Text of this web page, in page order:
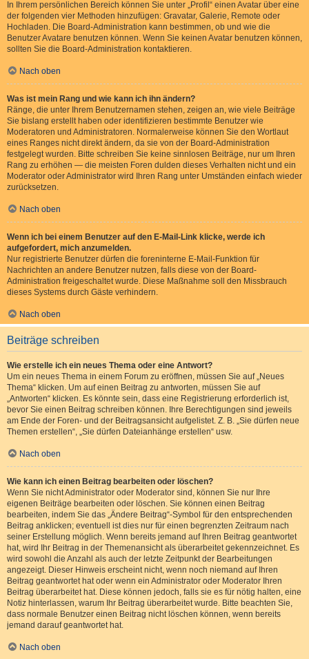
In Ihrem persönlichen Bereich können Sie unter „Profil“ einen Avatar über eine
der folgenden vier Methoden hinzufügen: Gravatar, Galerie, Remote oder
Hochladen. Die Board-Administration kann bestimmen, ob und wie die
Benutzer Avatare benutzen können. Wenn Sie keinen Avatar benutzen können,
sollten Sie die Board-Administration kontaktieren.
Nach oben
Was ist mein Rang und wie kann ich ihn ändern?
Ränge, die unter Ihrem Benutzernamen stehen, zeigen an, wie viele Beiträge
Sie bislang erstellt haben oder identifizieren bestimmte Benutzer wie
Moderatoren und Administratoren. Normalerweise können Sie den Wortlaut
eines Ranges nicht direkt ändern, da sie von der Board-Administration
festgelegt wurden. Bitte schreiben Sie keine sinnlosen Beiträge, nur um Ihren
Rang zu erhöhen — die meisten Foren dulden dieses Verhalten nicht und ein
Moderator oder Administrator wird Ihren Rang unter Umständen einfach wieder
zurücksetzen.
Nach oben
Wenn ich bei einem Benutzer auf den E-Mail-Link klicke, werde ich
aufgefordert, mich anzumelden.
Nur registrierte Benutzer dürfen die foreninterne E-Mail-Funktion für
Nachrichten an andere Benutzer nutzen, falls diese von der Board-
Administration freigeschaltet wurde. Diese Maßnahme soll den Missbrauch
dieses Systems durch Gäste verhindern.
Nach oben
Beiträge schreiben
Wie erstelle ich ein neues Thema oder eine Antwort?
Um ein neues Thema in einem Forum zu eröffnen, müssen Sie auf „Neues
Thema“ klicken. Um auf einen Beitrag zu antworten, müssen Sie auf
„Antworten“ klicken. Es könnte sein, dass eine Registrierung erforderlich ist,
bevor Sie einen Beitrag schreiben können. Ihre Berechtigungen sind jeweils
am Ende der Foren- und der Beitragsansicht aufgelistet. Z. B. „Sie dürfen neue
Themen erstellen“, „Sie dürfen Dateianhänge erstellen“ usw.
Nach oben
Wie kann ich einen Beitrag bearbeiten oder löschen?
Wenn Sie nicht Administrator oder Moderator sind, können Sie nur Ihre
eigenen Beiträge bearbeiten oder löschen. Sie können einen Beitrag
bearbeiten, indem Sie das „Ändere Beitrag“-Symbol für den entsprechenden
Beitrag anklicken; eventuell ist dies nur für einen begrenzten Zeitraum nach
seiner Erstellung möglich. Wenn bereits jemand auf Ihren Beitrag geantwortet
hat, wird Ihr Beitrag in der Themenansicht als überarbeitet gekennzeichnet. Es
wird sowohl die Anzahl als auch der letzte Zeitpunkt der Bearbeitungen
angezeigt. Dieser Hinweis erscheint nicht, wenn noch niemand auf Ihren
Beitrag geantwortet hat oder wenn ein Administrator oder Moderator Ihren
Beitrag überarbeitet hat. Diese können jedoch, falls sie es für nötig halten, eine
Notiz hinterlassen, warum Ihr Beitrag überarbeitet wurde. Bitte beachten Sie,
dass normale Benutzer einen Beitrag nicht löschen können, wenn bereits
jemand darauf geantwortet hat.
Nach oben